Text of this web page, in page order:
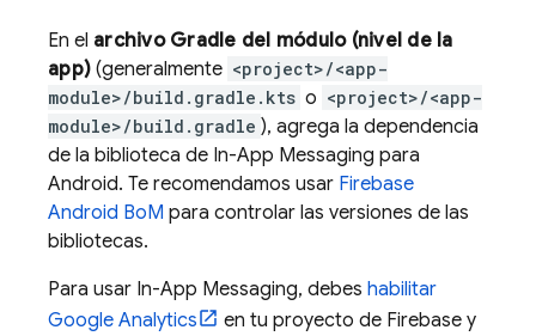
En el archivo Gradle del módulo (nivel de la
app) (generalmente <project>/<app-
module>/build.gradle.kts o <project>/<app-
module>/build.gradle ), agrega la dependencia
de la biblioteca de In-App Messaging para
Android. Te recomendamos usar Firebase
Android BoM para controlar las versiones de las
bibliotecas.
Para usar In-App Messaging, debes habilitar
Google Analytics
en tu proyecto de Firebase y